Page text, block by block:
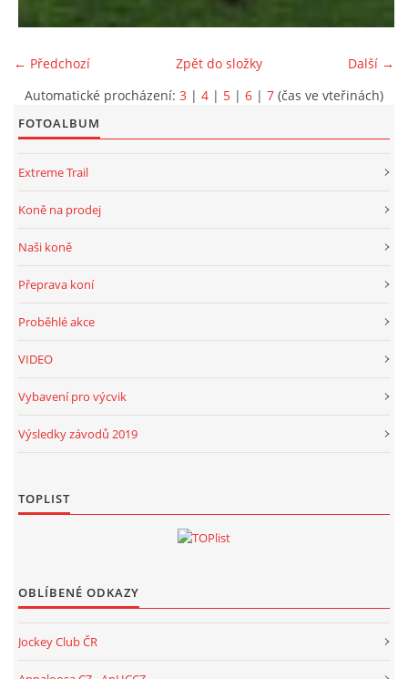
← Předchozí Další →
Zpět do složky
Automatické procházení: 3 | 4 | 5 | 6 | 7 (čas ve vteřinách)
FOTOALBUM
Extreme Trail
Koně na prodej
Naši koně
Přeprava koní
Proběhlé akce
VIDEO
Vybavení pro výcvik
Výsledky závodů 2019
TOPLIST
OBLÍBENÉ ODKAZY
Jockey Club ČR